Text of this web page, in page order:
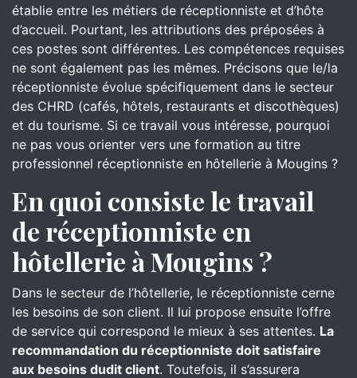
établie entre les métiers de réceptionniste et d’hôte
d’accueil. Pourtant, les attributions des préposées à
ces postes sont différentes. Les compétences requises
ne sont également pas les mêmes. Précisons que le/la
réceptionniste évolue spécifiquement dans le secteur
des CHRD (cafés, hôtels, restaurants et discothèques)
et du tourisme. Si ce travail vous intéresse, pourquoi
ne pas vous orienter vers une formation au titre
professionnel réceptionniste en hôtellerie à Mougins ?
En quoi consiste le travail
de réceptionniste en
hôtellerie à Mougins ?
Dans le secteur de l’hôtellerie, le réceptionniste cerne
les besoins de son client. Il lui propose ensuite l’offre
de service qui correspond le mieux à ses attentes. La
recommandation du réceptionniste doit satisfaire
aux besoins dudit client. Toutefois, il s’assurera